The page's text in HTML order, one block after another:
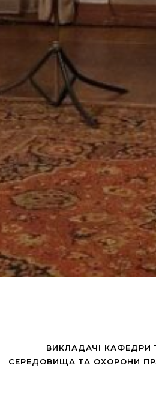
ВИКЛАДАЧІ КАФЕДРИ
СЕРЕДОВИЩА ТА ОХОРОНИ